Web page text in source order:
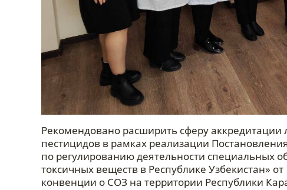
Рекомендовано расширить сферу
пестицидов в рамках реализации
по регулированию деятельности специальных
токсичных веществ в Республике Узбекистан»
конвенции о СОЗ на территории Республики